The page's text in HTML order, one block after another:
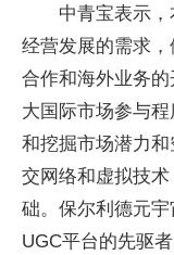
中青宝表示
经营发展的需求
合作和海外业务
大国际市场参与
和挖掘市场潜力
交网络和虚拟技
础。保尔利德元
UGC平台的先驱